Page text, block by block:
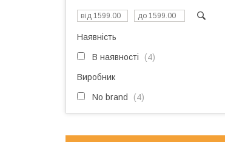
Наявність
В наявності 4
Виробник
No brand 4